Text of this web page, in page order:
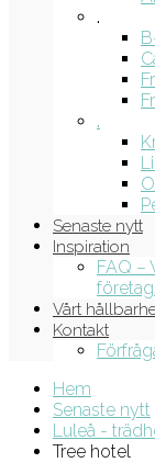
.
.
Senaste nytt
Inspiration
FAQ –
Vårt
Kontakt
Hem
Senaste nytt
Luleå -
Tree hotel